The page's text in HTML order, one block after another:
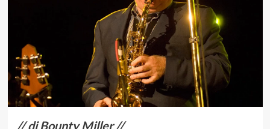
// di Bounty Miller //